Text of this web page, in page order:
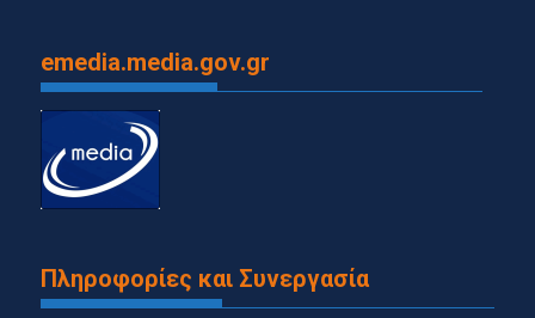
emedia.media.gov.gr
Πληροφορίες και Συνεργασία